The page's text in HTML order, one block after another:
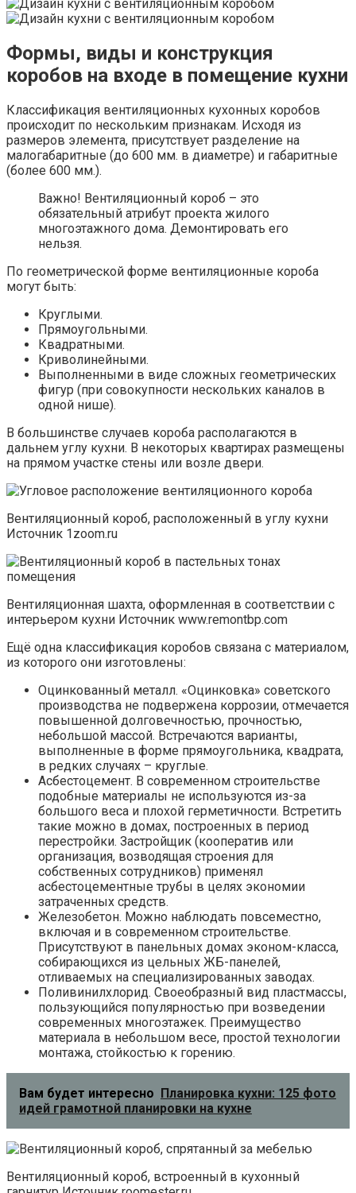
Формы, виды и конструкция
коробов на входе в помещение кухни
Классификация вентиляционных кухонных коробов
происходит по нескольким признакам. Исходя из
размеров элемента, присутствует разделение на
малогабаритные (до 600 мм. в диаметре) и габаритные
(более 600 мм.).
Важно! Вентиляционный короб – это
обязательный атрибут проекта жилого
многоэтажного дома. Демонтировать его
нельзя.
По геометрической форме вентиляционные короба
могут быть:
Круглыми.
Прямоугольными.
Квадратными.
Криволинейными.
Выполненными в виде сложных геометрических
фигур (при совокупности нескольких каналов в
одной нише).
В большинстве случаев короба располагаются в
дальнем углу кухни. В некоторых квартирах размещены
на прямом участке стены или возле двери.
Вентиляционный короб, расположенный в углу кухни
Источник 1zoom.ru
Вентиляционная шахта, оформленная в соответствии с
интерьером кухни Источник www.remontbp.com
Ещё одна классификация коробов связана с материалом,
из которого они изготовлены:
Оцинкованный металл. «Оцинковка» советского
производства не подвержена коррозии, отмечается
повышенной долговечностью, прочностью,
небольшой массой. Встречаются варианты,
выполненные в форме прямоугольника, квадрата,
в редких случаях – круглые.
Асбестоцемент. В современном строительстве
подобные материалы не используются из-за
большого веса и плохой герметичности. Встретить
такие можно в домах, построенных в период
перестройки. Застройщик (кооператив или
организация, возводящая строения для
собственных сотрудников) применял
асбестоцементные трубы в целях экономии
затраченных средств.
Железобетон. Можно наблюдать повсеместно,
включая и в современном строительстве.
Присутствуют в панельных домах эконом-класса,
собирающихся из цельных ЖБ-панелей,
отливаемых на специализированных заводах.
Поливинилхлорид. Своеобразный вид пластмассы,
пользующийся популярностью при возведении
современных многоэтажек. Преимущество
материала в небольшом весе, простой технологии
монтажа, стойкостью к горению.
Вам будет интересно
Планировка кухни: 125 фото
идей грамотной планировки на кухне
Вентиляционный короб, встроенный в кухонный